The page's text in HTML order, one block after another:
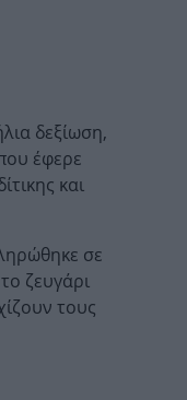
δεξίωση,
έφερε
και
σε
ζευγάρι
τους